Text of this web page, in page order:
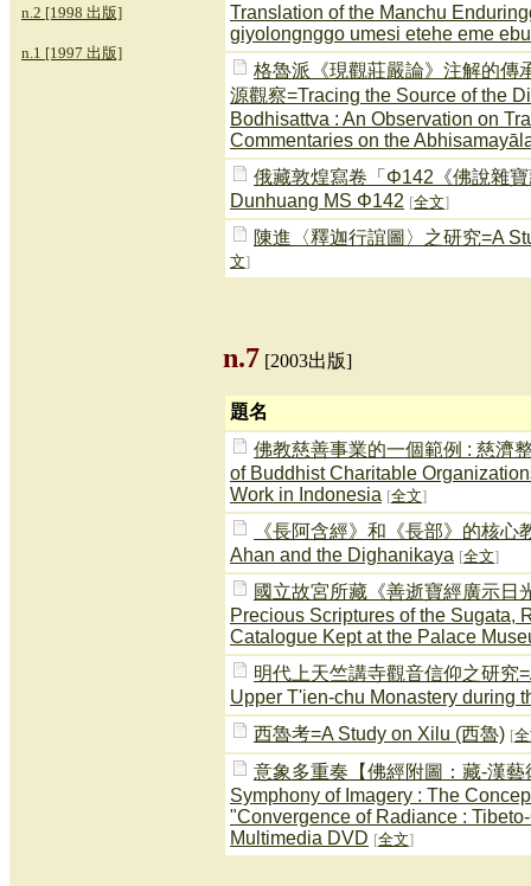
n.2 [1998 出版]
n.1 [1997 出版]
Translation of the Manchu
giyolongnggo umesi etehe eme
格魯派《現觀莊嚴論》注解的傳
源觀察=Tracing the Source of the
Bodhisattva : An Observation on
Commentaries on the
俄藏敦煌寫卷「Φ142《佛說雜
Dunhuang MS Φ142 [全文]
陳進〈釋迦行誼圖〉之研究=A
文]
n.7 [2003出版]
題名
佛教慈善事業的一個範例 : 慈濟
of Buddhist Charitable
Work in Indonesia [全文]
《長阿含經》和《長部》的核
Ahan and the Dighanikaya [全文]
國立故宮所藏《善逝寶經廣示日
Precious Scriptures of the Sugata,
Catalogue Kept at the Palace
明代上天竺講寺觀音信仰之研究
Upper T'ien-chu Monastery during
西魯考=A Study on Xilu (西魯) [
意象多重奏【佛經附圖：藏-漢
Symphony of Imagery : The
"Convergence of Radiance :
Multimedia DVD [全文]